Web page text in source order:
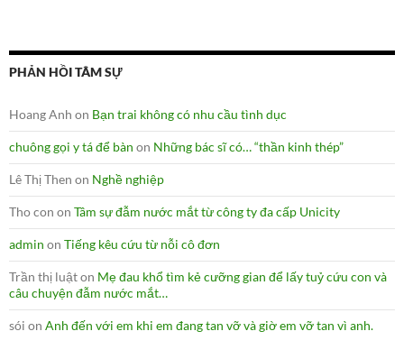
PHẢN HỒI TÂM SỰ
Hoang Anh on Bạn trai không có nhu cầu tình dục
chuông gọi y tá để bàn on Những bác sĩ có… “thần kinh thép”
Lê Thị Then on Nghề nghiệp
Tho con on Tâm sự đẫm nước mắt từ công ty đa cấp Unicity
admin on Tiếng kêu cứu từ nỗi cô đơn
Trần thị luậton Mẹ đau khổ tìm kẻ cưỡng gian để lấy tuỷ cứu con và
câu chuyện đẫm nước mắt…
sói on Anh đến với em khi em đang tan vỡ và giờ em vỡ tan vì anh.